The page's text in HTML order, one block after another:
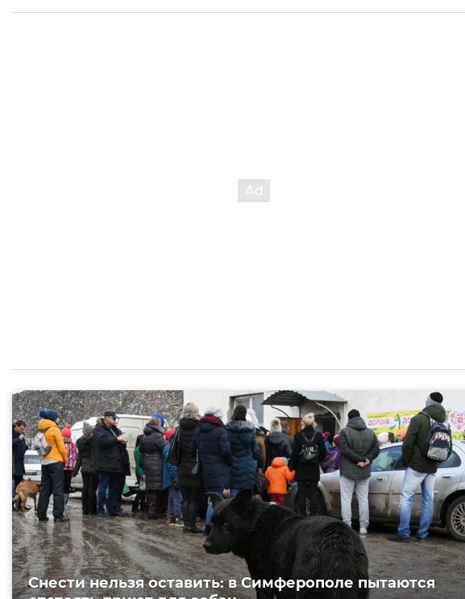
Снести нельзя оставить: в Симферополе пытаются